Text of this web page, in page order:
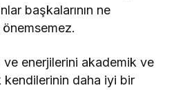
başkalarının ne
ve enerjilerini akademik ve
daha iyi bir